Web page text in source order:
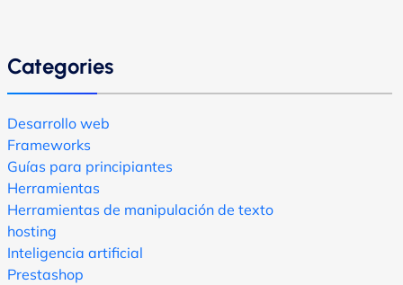
Categories
Desarrollo web
Frameworks
Guías para principiantes
Herramientas
Herramientas de manipulación de texto
hosting
Inteligencia artificial
Prestashop